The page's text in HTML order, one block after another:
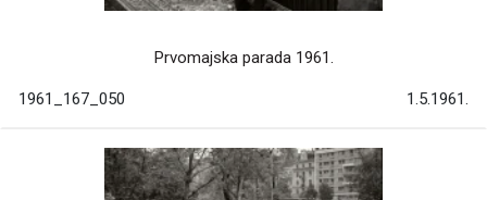
Prvomajska parada 1961.
1961_167_050 1.5.1961.